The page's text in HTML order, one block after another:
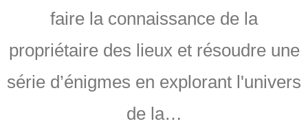
faire la connaissance de la
propriétaire des lieux et résoudre une
série d’énigmes en explorant l'univers
de la…